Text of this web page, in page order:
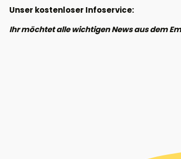
Unser kostenloser Infoservice:
Ihr möchtet alle wichtigen News aus dem